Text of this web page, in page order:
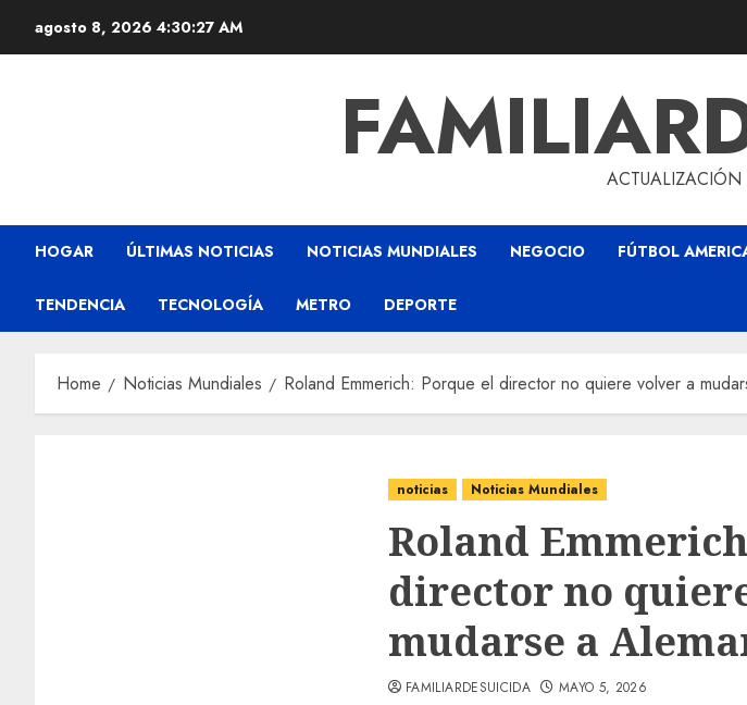
agosto 8, 2026 4:30:28 AM
HOGAR ÚLTIMAS NOTICIAS NOTICIAS MUNDIALES NEGOCIO FÚTBOL
TENDENCIA TECNOLOGÍA METRO DEPORTE
Home Noticias Mundiales Roland Emmerich: Porque el director no quiere volver a
noticias Noticias Mundiales
Roland
director no
mudarse a
FAMILIARDESUICIDA MAYO 5, 2026